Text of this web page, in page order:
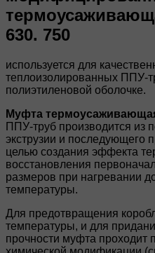
630. 750
используется для
теплоизолированных ППУ-
полиэтиленовой оболочке.
Муфта
ППУ-труб производится из
экструзии и последующего
целью создания эффекта
восстановления
размеров при нагревании
температуры.
Для предотвращения
температуры, и для
прочности муфта проходит